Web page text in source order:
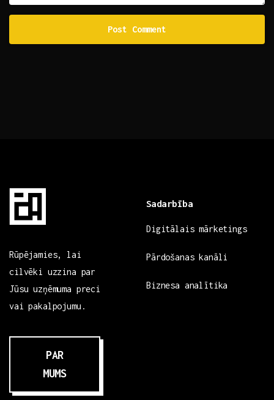
Rūpējamies, lai
cilvēki uzzina par
Jūsu uzņēmuma preci
vai pakalpojumu.
PAR
MUMS
Sadarbība
Digitālais mārketings
Pārdošanas kanāli
Biznesa analītika